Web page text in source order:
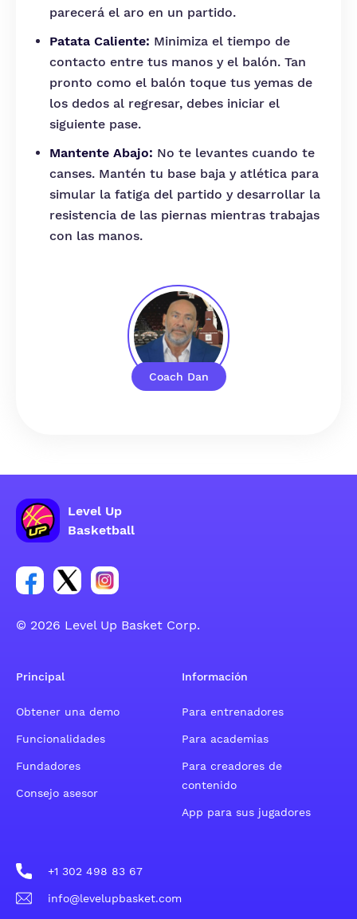
Coach Dan
parecerá el aro en un partido.
Patata Caliente: Minimiza el tiempo de
contacto entre tus manos y el balón. Tan
pronto como el balón toque tus yemas de
los dedos al regresar, debes iniciar el
siguiente pase.
Mantente Abajo: No te levantes cuando te
canses. Mantén tu base baja y atlética para
simular la fatiga del partido y desarrollar la
resistencia de las piernas mientras trabajas
con las manos.
Level Up
Basketball
Enlace para el grupo social de la cuenta de Facebook
Enlace para el grupo social de la cuenta de
Enlace para el grupo social de la cuenta
© 2026 Level Up Basket Corp.
Principal
Obtener una demo
Funcionalidades
Fundadores
Consejo asesor
Información
Para entrenadores
Para academias
Para creadores de
contenido
App para sus jugadores
+1 302 498 83 67
info@levelupbasket.com